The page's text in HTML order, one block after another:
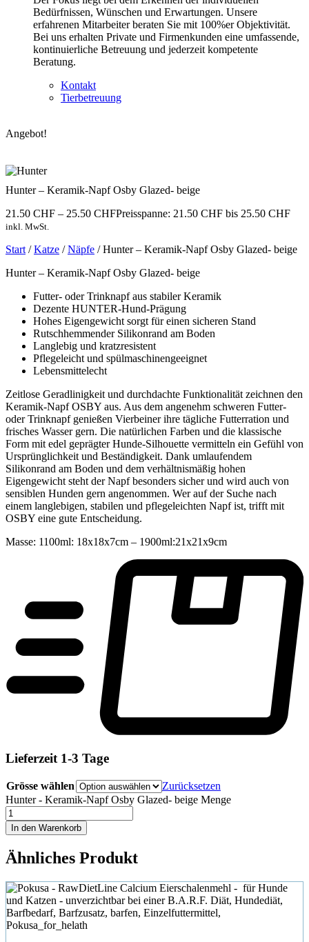
Bedürfnissen, Wünschen und Erwartungen. Unsere
erfahrenen Mitarbeiter beraten Sie mit 100%er Objektivität.
Bei uns erhalten Private und Firmenkunden eine umfassende,
kontinuierliche Betreuung und jederzeit kompetente
Beratung.
Kontakt
Tierbetreuung
Angebot!
Hunter – Keramik-Napf Osby Glazed- beige
21.50 CHF – 25.50 CHFPreisspanne: 21.50 CHF bis 25.50 CHF
inkl. MwSt.
Start/Katze /Näpfe / Hunter – Keramik-Napf Osby Glazed- beige
Hunter – Keramik-Napf Osby Glazed- beige
Futter- oder Trinknapf aus stabiler Keramik
Dezente HUNTER-Hund-Prägung
Hohes Eigengewicht sorgt für einen sicheren Stand
Rutschhemmender Silikonrand am Boden
Langlebig und kratzresistent
Pflegeleicht und spülmaschinengeeignet
Lebensmittelecht
Zeitlose Geradlinigkeit und durchdachte Funktionalität zeichnen den
Keramik-Napf OSBY aus. Aus dem angenehm schweren Futter-
oder Trinknapf genießen Vierbeiner ihre tägliche Futterration und
frisches Wasser gern. Die natürlichen Farben und die klassische
Form mit edel geprägter Hunde-Silhouette vermitteln ein Gefühl von
Ursprünglichkeit und Beständigkeit. Dank umlaufendem
Silikonrand am Boden und dem verhältnismäßig hohen
Eigengewicht steht der Napf besonders sicher und wird auch von
sensiblen Hunden gern angenommen. Wer auf der Suche nach
einem langlebigen, stabilen und pflegeleichten Napf ist, trifft mit
OSBY eine gute Entscheidung.
Masse: 1100ml: 18x18x7cm – 1900ml:21x21x9cm
Lieferzeit 1-3 Tage
Grösse wählen
Zurücksetzen
Hunter - Keramik-Napf Osby Glazed- beige Menge
In den Warenkorb
Ähnliches Produkt